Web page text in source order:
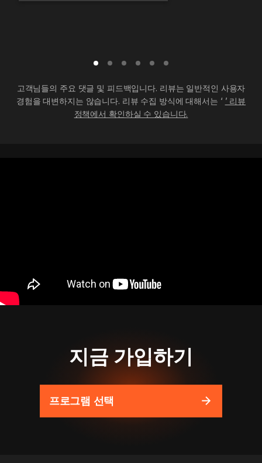
고객님들의 주요 댓글 및 피드백입니다. 리뷰는 일반적인 사용자
경험을 대변하지는 않습니다. 리뷰 수집 방식에 대해서는 ‘ ’ 리뷰
정책에서 확인하실 수 있습니다.
지금 가입하기
프로그램 선택